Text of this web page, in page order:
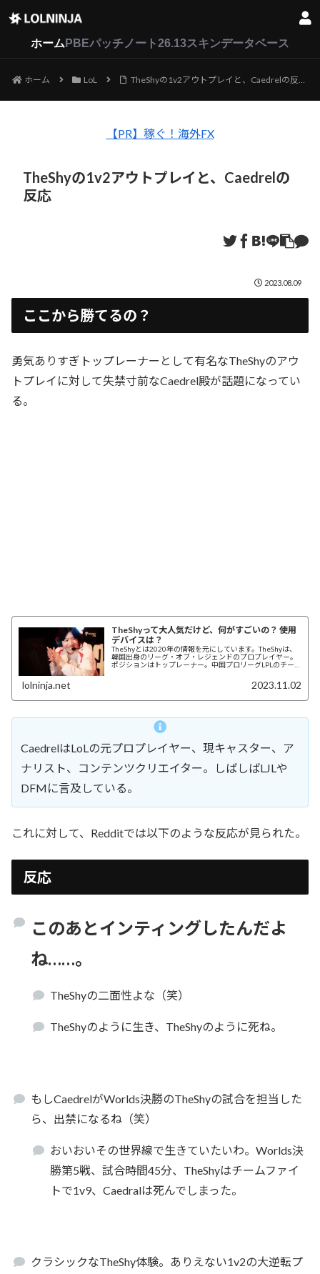
ホーム PBEパッチノート26.13スキンデータベース
ホーム LoL TheShyの1v2アウトプレイと、Caedrelの反応
【PR】稼ぐ！海外FX
TheShyの1v2アウトプレイと、Caedrelの
反応
2023.08.09
ここから勝てるの？
勇気ありすぎトップレーナーとして有名なTheShyのアウ
トプレイに対して失禁寸前なCaedrel殿が話題になってい
る。
TheShyって大人気だけど、何がすごいの？ 使用
デバイスは？
TheShyとは2020年の情報を元にしています。TheShyは、
韓国出身のリーグ・オブ・レジェンドのプロプレイヤー。
ポジションはトップレーナー。中国プロリーグLPLのチー
lolninja.net 2023.11.02
CaedrelはLoLの元プロプレイヤー、現キャスター、ア
ナリスト、コンテンツクリエイター。しばしばLJLや
DFMに言及している。
これに対して、Redditでは以下のような反応が見られた。
反応
このあとインティングしたんだよ
ね……。
TheShyの二面性よな（笑）
TheShyのように生き、TheShyのように死ね。
もしCaedrelがWorlds決勝のTheShyの試合を担当した
ら、出禁になるね（笑）
おいおいその世界線で生きていたいわ。Worlds決
勝第5戦、試合時間45分、TheShyはチームファイ
トで1v9、Caedralは死んでしまった。
クラシックなTheShy体験。ありえない1v2の大逆転プ